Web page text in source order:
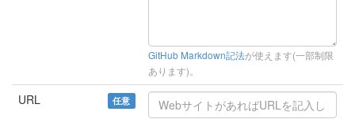
GitHub Markdown記法が使えます(一部制限
あります)。
URL 任意